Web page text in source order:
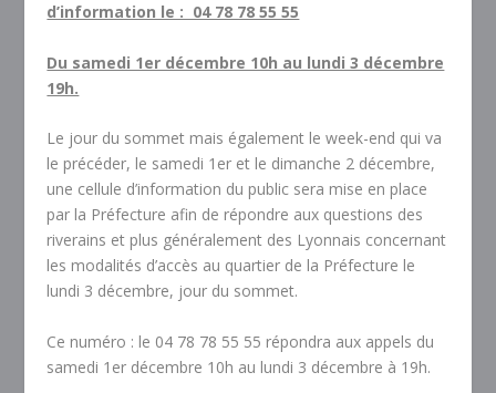
d’information le : 04 78 78 55 55
Du samedi 1er décembre 10h au lundi 3 décembre
19h.
Le jour du sommet mais également le week-end qui va
le précéder, le samedi 1 er et le dimanche 2 décembre,
une cellule d’information du public sera mise en place
par la Préfecture afin de répondre aux questions des
riverains et plus généralement des Lyonnais concernant
les modalités d’accès au quartier de la Préfecture le
lundi 3 décembre, jour du sommet.
Ce numéro : le 04 78 78 55 55 répondra aux appels du
samedi 1 er décembre 10h au lundi 3 décembre à 19h.